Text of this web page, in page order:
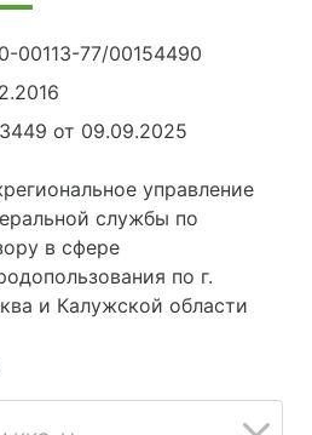
00113-77/00154490
от 09.09.2025
управление
службы по
в сфере
по г.
и Калужской области